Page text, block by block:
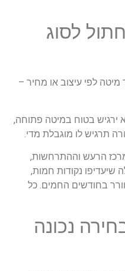
לסוג
לפי עיצוב או מחיר –
בטוח במיטה פתוחה,
תרגיש לו מוגבלת מדי.
הרעש וההתרחשות,
שיעדיפו נקודות חמות,
בחודשים החמים. כל
נכונה